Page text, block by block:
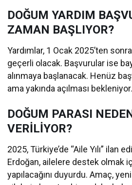
DOĞUM YARDIM
ZAMAN BAŞLIYOR?
Yardımlar, 1 Ocak 2025’ten
geçerli olacak. Başvurular ise
alınmaya başlanacak. Henüz
ama yakında açılması bekleniyor.
DOĞUM PARASI
VERİLİYOR?
2025, Türkiye’de “Aile Yılı” ilan
Erdoğan, ailelere destek olmak
yapılacağını duyurdu. Amaç,